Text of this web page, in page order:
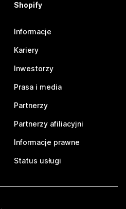
Shopify
Informacje
Kariery
Inwestorzy
Prasa i media
Partnerzy
Partnerzy afiliacyjni
Informacje prawne
Status usługi